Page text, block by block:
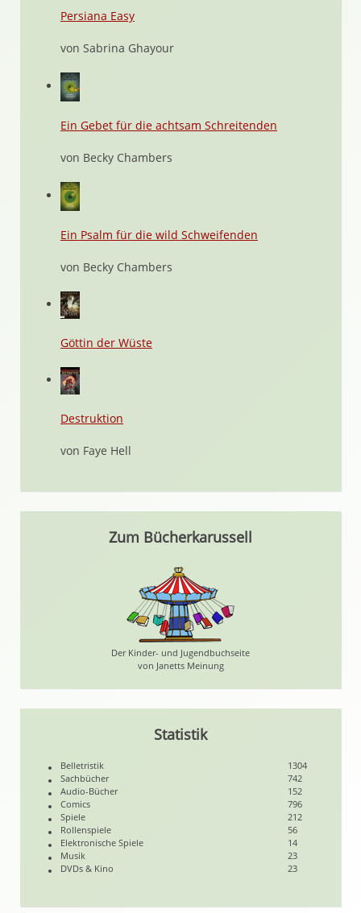
Persiana Easy
von Sabrina Ghayour
Ein Gebet für die achtsam Schreitenden
von Becky Chambers
Ein Psalm für die wild Schweifenden
von Becky Chambers
Göttin der Wüste
Destruktion
von Faye Hell
Zum Bücherkarussell
Der Kinder- und Jugendbuchseite
von Janetts Meinung
Statistik
Belletristik
1304
Sachbücher
742
Audio-Bücher
152
Comics
796
Spiele
212
Rollenspiele
56
Elektronische Spiele
14
Musik
23
DVDs & Kino
23